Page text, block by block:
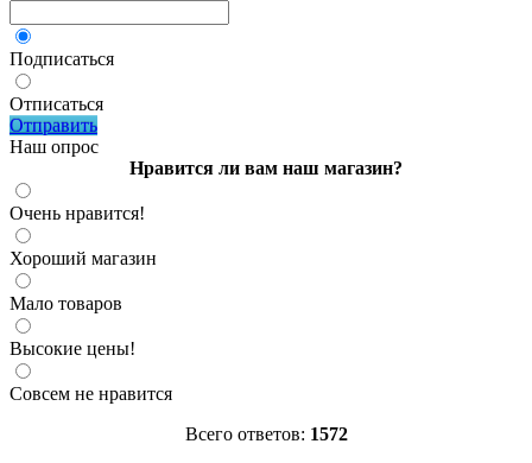
Подписаться
Отписаться
Отправить
Наш опрос
Нравится ли вам наш магазин?
Очень нравится!
Хороший магазин
Мало товаров
Высокие цены!
Совсем не нравится
Всего ответов: 1572